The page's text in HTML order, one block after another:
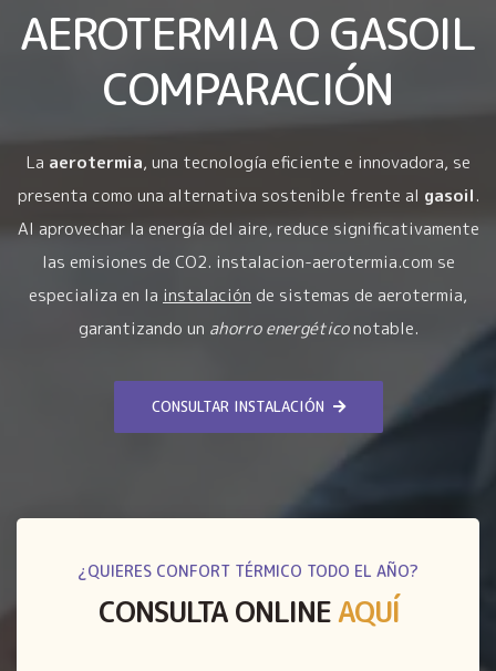
AEROTERMIA O GASOIL
COMPARACIÓN
La aerotermia, una tecnología eficiente e innovadora, se
presenta como una alternativa sostenible frente al gasoil.
Al aprovechar la energía del aire, reduce significativamente
las emisiones de CO2. instalacion-aerotermia.com se
especializa en la instalación de sistemas de aerotermia,
garantizando un ahorro energéticonotable.
CONSULTAR INSTALACIÓN
¿QUIERES CONFORT TÉRMICO TODO EL AÑO?
CONSULTA ONLINEAQUÍ